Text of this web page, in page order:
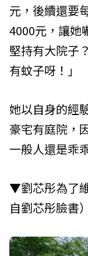
元，後續還要
4000元，讓她
堅持有大院子
有蚊子呀！」
她以自身的經
豪宅有庭院，
一般人還是乖
▼劉芯彤為了
自劉芯彤臉書）